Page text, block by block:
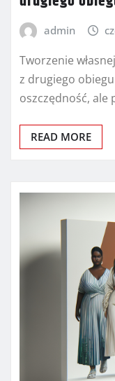
admin
Tworzenie
z drugiego
oszczędność, ale
READ MORE